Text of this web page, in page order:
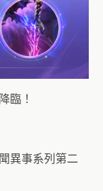
臨！
異事系列第二